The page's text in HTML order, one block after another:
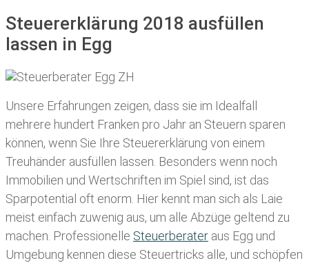
Steuererklärung 2018 ausfüllen
lassen in Egg
Unsere Erfahrungen zeigen, dass sie im Idealfall
mehrere hundert Franken pro Jahr an Steuern sparen
können, wenn Sie Ihre Steuererklärung von einem
Treuhänder ausfüllen lassen . Besonders wenn noch
Immobilien und Wertschriften im Spiel sind, ist das
Sparpotential oft enorm. Hier kennt man sich als Laie
meist einfach zuwenig aus, um alle Abzüge geltend zu
machen. Professionelle Steuerberater aus Egg und
Umgebung kennen diese Steuertricks alle, und schöpfen